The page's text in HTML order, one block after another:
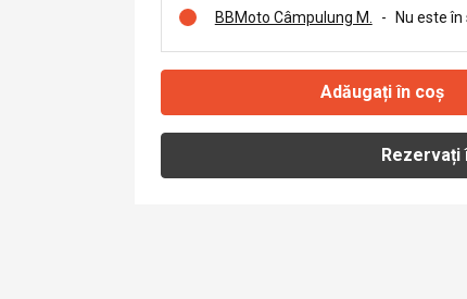
BBMoto Câmpulung M.
- Nu este
Adăugați în coș
Rezervați